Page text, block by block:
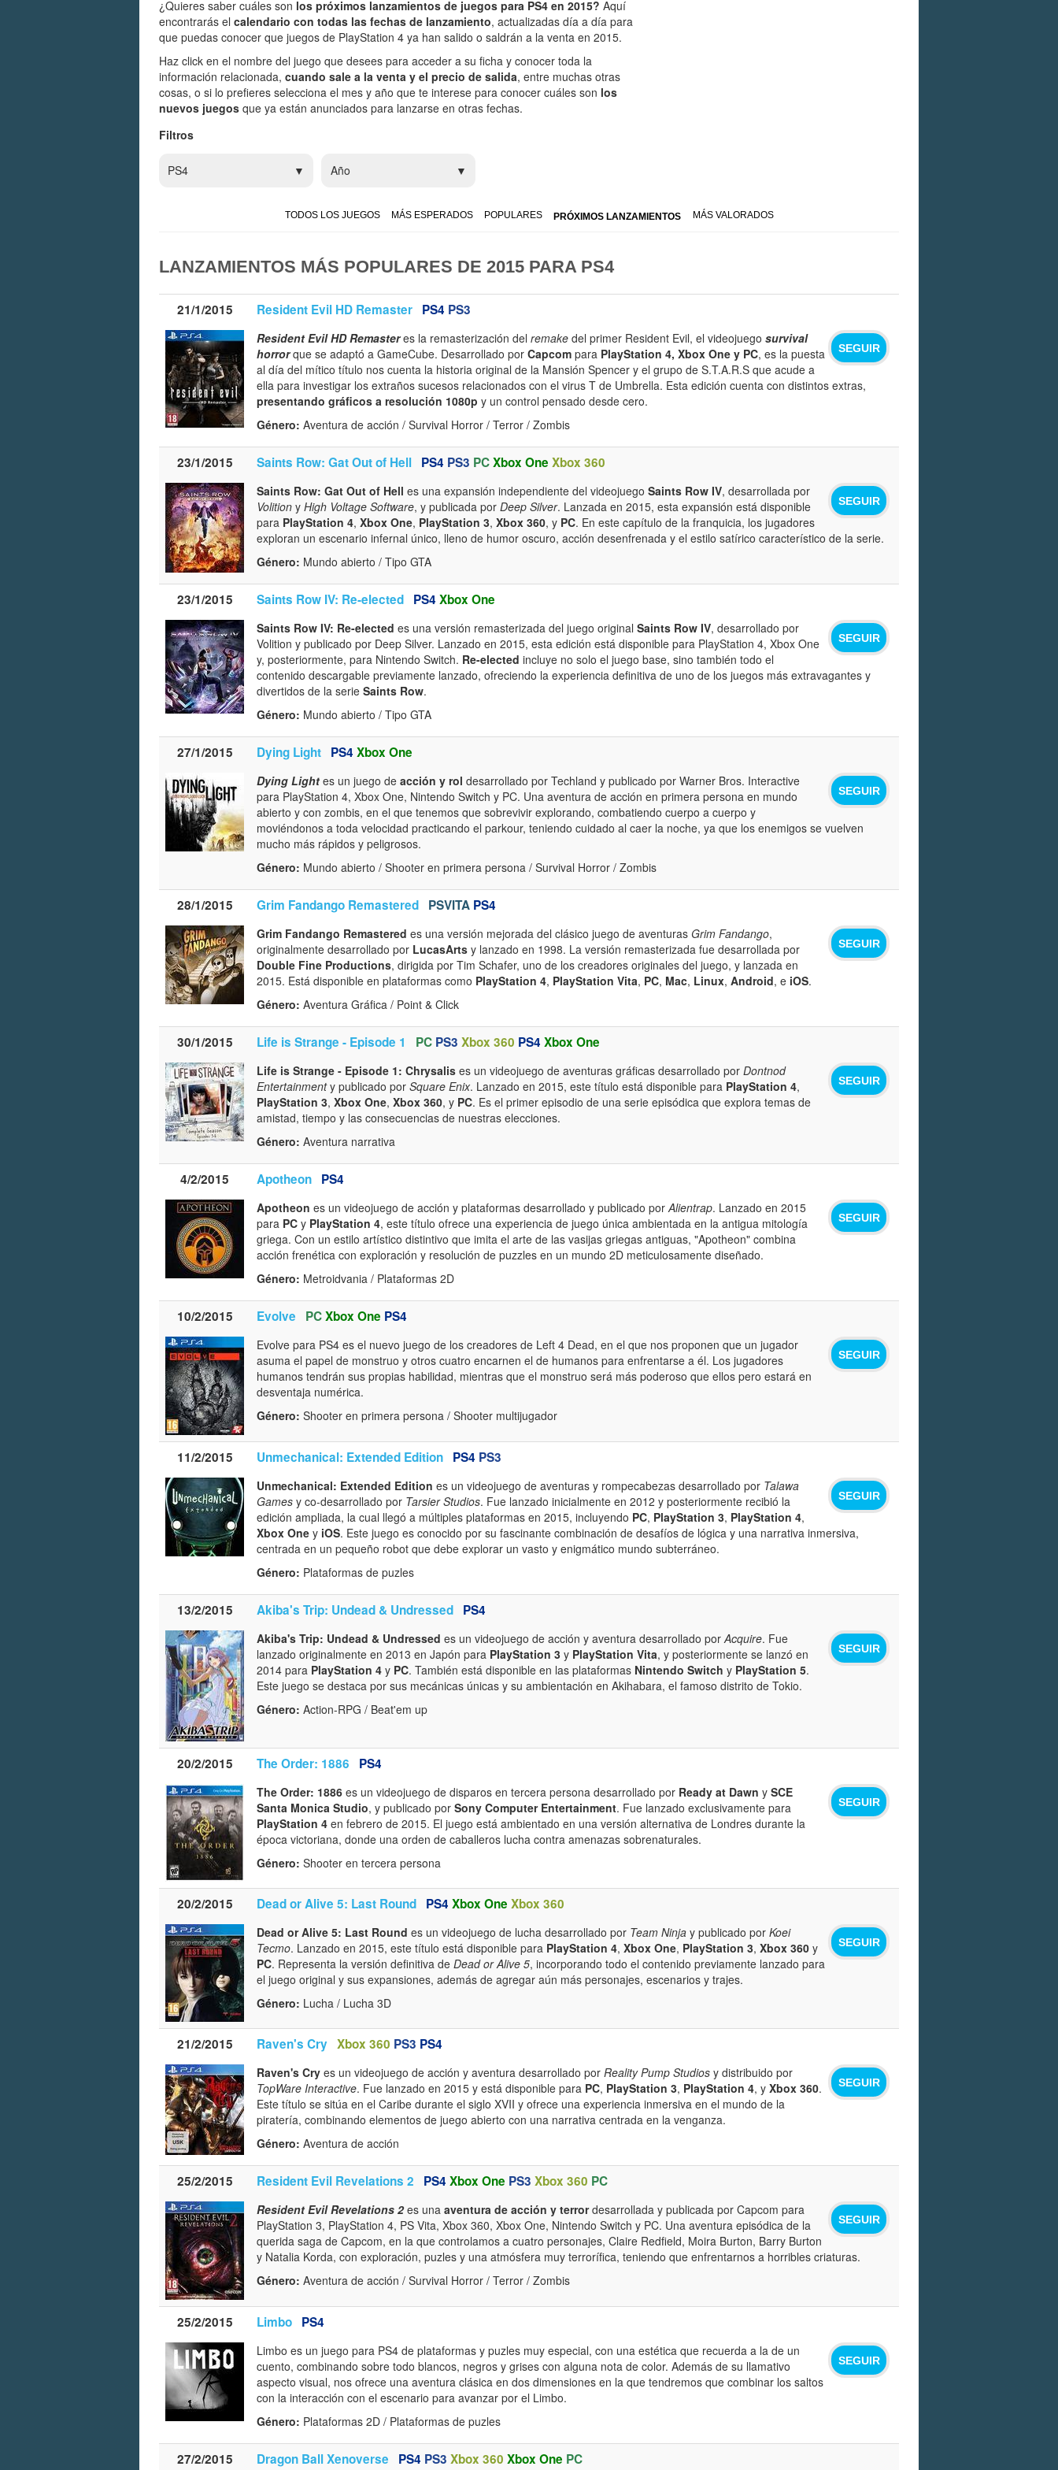
¿Quieres saber cuáles son los próximos lanzamientos de juegos para PS4 en 2015? Aquí
encontrarás el calendario con todas las fechas de lanzamiento, actualizadas día a día para
que puedas conocer que juegos de PlayStation 4 ya han salido o saldrán a la venta en 2015.
Haz click en el nombre del juego que desees para acceder a su ficha y conocer toda la
información relacionada, cuando sale a la venta y el precio de salida, entre muchas otras
cosas, o si lo prefieres selecciona el mes y año que te interese para conocer cuáles son los
nuevos juegos que ya están anunciados para lanzarse en otras fechas.
Filtros
PS4 Año
TODOS LOS JUEGOS MÁS ESPERADOS POPULARES PRÓXIMOS LANZAMIENTOS MÁS VALORADOS
LANZAMIENTOS MÁS POPULARES DE 2015 PARA PS4
21/1/2015 Resident Evil HD Remaster PS4 PS3
SEGUIR
Resident Evil HD Remasteres la remasterización del remake del primer Resident Evil, el videojuego survival
horrorque se adaptó a GameCube. Desarrollado por Capcom para PlayStation 4, Xbox One y PC, es la puesta
al día del mítico título nos cuenta la historia original de la Mansión Spencer y el grupo de S.T.A.R.S que acude a
ella para investigar los extraños sucesos relacionados con el virus T de Umbrella. Esta edición cuenta con distintos extras,
presentando gráficos a resolución 1080p y un control pensado desde cero.
Género: Aventura de acción / Survival Horror / Terror / Zombis
23/1/2015 Saints Row: Gat Out of Hell PS4 PS3 PCXbox One Xbox 360
SEGUIR
Saints Row: Gat Out of Hell es una expansión independiente del videojuego Saints Row IV, desarrollada por
Volition y High Voltage Software, y publicada por Deep Silver. Lanzada en 2015, esta expansión está disponible
para PlayStation 4, Xbox One, PlayStation 3, Xbox 360, y PC. En este capítulo de la franquicia, los jugadores
exploran un escenario infernal único, lleno de humor oscuro, acción desenfrenada y el estilo satírico característico de la serie.
Género: Mundo abierto / Tipo GTA
23/1/2015 Saints Row IV: Re-elected PS4 Xbox One
SEGUIR
Saints Row IV: Re-elected es una versión remasterizada del juego original Saints Row IV, desarrollado por
Volition y publicado por Deep Silver. Lanzado en 2015, esta edición está disponible para PlayStation 4, Xbox One
y, posteriormente, para Nintendo Switch. Re-elected incluye no solo el juego base, sino también todo el
contenido descargable previamente lanzado, ofreciendo la experiencia definitiva de uno de los juegos más extravagantes y
divertidos de la serie Saints Row.
Género: Mundo abierto / Tipo GTA
27/1/2015 Dying Light PS4 Xbox One
SEGUIR
Dying Light es un juego de acción y rol desarrollado por Techland y publicado por Warner Bros. Interactive
para PlayStation 4, Xbox One, Nintendo Switch y PC. Una aventura de acción en primera persona en mundo
abierto y con zombis, en el que tenemos que sobrevivir explorando, combatiendo cuerpo a cuerpo y
moviéndonos a toda velocidad practicando el parkour, teniendo cuidado al caer la noche, ya que los enemigos se vuelven
mucho más rápidos y peligrosos.
Género: Mundo abierto / Shooter en primera persona / Survival Horror / Zombis
28/1/2015 Grim Fandango Remastered PSVITA PS4
SEGUIR
Grim Fandango Remastered es una versión mejorada del clásico juego de aventuras Grim Fandango,
originalmente desarrollado por LucasArts y lanzado en 1998. La versión remasterizada fue desarrollada por
Double Fine Productions, dirigida por Tim Schafer, uno de los creadores originales del juego, y lanzada en
2015. Está disponible en plataformas como PlayStation 4, PlayStation Vita, PC, Mac, Linux, Android, e iOS.
Género: Aventura Gráfica / Point & Click
30/1/2015 Life is Strange - Episode 1 PC PS3 Xbox 360 PS4 Xbox One
SEGUIR
Life is Strange - Episode 1: Chrysalis es un videojuego de aventuras gráficas desarrollado por Dontnod
Entertainmenty publicado por Square Enix. Lanzado en 2015, este título está disponible para PlayStation 4,
PlayStation 3, Xbox One, Xbox 360, y PC. Es el primer episodio de una serie episódica que explora temas de
amistad, tiempo y las consecuencias de nuestras elecciones.
Género: Aventura narrativa
4/2/2015 Apotheon PS4
SEGUIR
Apotheon es un videojuego de acción y plataformas desarrollado y publicado porAlientrap. Lanzado en 2015
para PC y PlayStation 4, este título ofrece una experiencia de juego única ambientada en la antigua mitología
griega. Con un estilo artístico distintivo que imita el arte de las vasijas griegas antiguas, "Apotheon" combina
acción frenética con exploración y resolución de puzzles en un mundo 2D meticulosamente diseñado.
Género: Metroidvania / Plataformas 2D
10/2/2015 Evolve PCXbox One PS4
SEGUIR
Evolve para PS4 es el nuevo juego de los creadores de Left 4 Dead, en el que nos proponen que un jugador
asuma el papel de monstruo y otros cuatro encarnen el de humanos para enfrentarse a él. Los jugadores
humanos tendrán sus propias habilidad, mientras que el monstruo será más poderoso que ellos pero estará en
desventaja numérica.
Género: Shooter en primera persona / Shooter multijugador
11/2/2015 Unmechanical: Extended Edition PS4 PS3
SEGUIR
Unmechanical: Extended Edition es un videojuego de aventuras y rompecabezas desarrollado por Talawa
Games y co-desarrollado por Tarsier Studios. Fue lanzado inicialmente en 2012 y posteriormente recibió la
edición ampliada, la cual llegó a múltiples plataformas en 2015, incluyendo PC, PlayStation 3, PlayStation 4,
Xbox One y iOS. Este juego es conocido por su fascinante combinación de desafíos de lógica y una narrativa inmersiva,
centrada en un pequeño robot que debe explorar un vasto y enigmático mundo subterráneo.
Género: Plataformas de puzles
13/2/2015 Akiba's Trip: Undead & Undressed PS4
SEGUIR
Akiba's Trip: Undead & Undressed es un videojuego de acción y aventura desarrollado porAcquire. Fue
lanzado originalmente en 2013 en Japón para PlayStation 3 y PlayStation Vita, y posteriormente se lanzó en
2014 para PlayStation 4 y PC. También está disponible en las plataformas Nintendo Switch y PlayStation 5.
Este juego se destaca por sus mecánicas únicas y su ambientación en Akihabara, el famoso distrito de Tokio.
Género: Action-RPG / Beat'em up
20/2/2015 The Order: 1886 PS4
SEGUIR
The Order: 1886 es un videojuego de disparos en tercera persona desarrollado por Ready at Dawn y SCE
Santa Monica Studio, y publicado por Sony Computer Entertainment. Fue lanzado exclusivamente para
PlayStation 4 en febrero de 2015. El juego está ambientado en una versión alternativa de Londres durante la
época victoriana, donde una orden de caballeros lucha contra amenazas sobrenaturales.
Género: Shooter en tercera persona
20/2/2015 Dead or Alive 5: Last Round PS4 Xbox One Xbox 360
SEGUIR
Dead or Alive 5: Last Round es un videojuego de lucha desarrollado por Team Ninja y publicado por Koei
Tecmo. Lanzado en 2015, este título está disponible para PlayStation 4, Xbox One, PlayStation 3, Xbox 360 y
PC. Representa la versión definitiva de Dead or Alive 5, incorporando todo el contenido previamente lanzado para
el juego original y sus expansiones, además de agregar aún más personajes, escenarios y trajes.
Género: Lucha / Lucha 3D
21/2/2015 Raven's Cry Xbox 360 PS3 PS4
SEGUIR
Raven's Cry es un videojuego de acción y aventura desarrollado por Reality Pump Studios y distribuido por
TopWare Interactive. Fue lanzado en 2015 y está disponible para PC, PlayStation 3, PlayStation 4, y Xbox 360.
Este título se sitúa en el Caribe durante el siglo XVII y ofrece una experiencia inmersiva en el mundo de la
piratería, combinando elementos de juego abierto con una narrativa centrada en la venganza.
Género: Aventura de acción
25/2/2015 Resident Evil Revelations 2 PS4 Xbox One PS3 Xbox 360 PC
SEGUIR
Resident Evil Revelations 2es una aventura de acción y terrordesarrollada y publicada por Capcom para
PlayStation 3, PlayStation 4, PS Vita, Xbox 360, Xbox One, Nintendo Switch y PC. Una aventura episódica de la
querida saga de Capcom, en la que controlamos a cuatro personajes, Claire Redfield, Moira Burton, Barry Burton
y Natalia Korda, con exploración, puzles y una atmósfera muy terrorífica, teniendo que enfrentarnos a horribles criaturas.
Género: Aventura de acción / Survival Horror / Terror / Zombis
25/2/2015 Limbo PS4
SEGUIR
Limbo es un juego para PS4 de plataformas y puzles muy especial, con una estética que recuerda a la de un
cuento, combinando sobre todo blancos, negros y grises con alguna nota de color. Además de su llamativo
aspecto visual, nos ofrece una aventura clásica en dos dimensiones en la que tendremos que combinar los saltos
con la interacción con el escenario para avanzar por el Limbo.
Género: Plataformas 2D / Plataformas de puzles
27/2/2015 Dragon Ball Xenoverse PS4 PS3 Xbox 360 Xbox One PC